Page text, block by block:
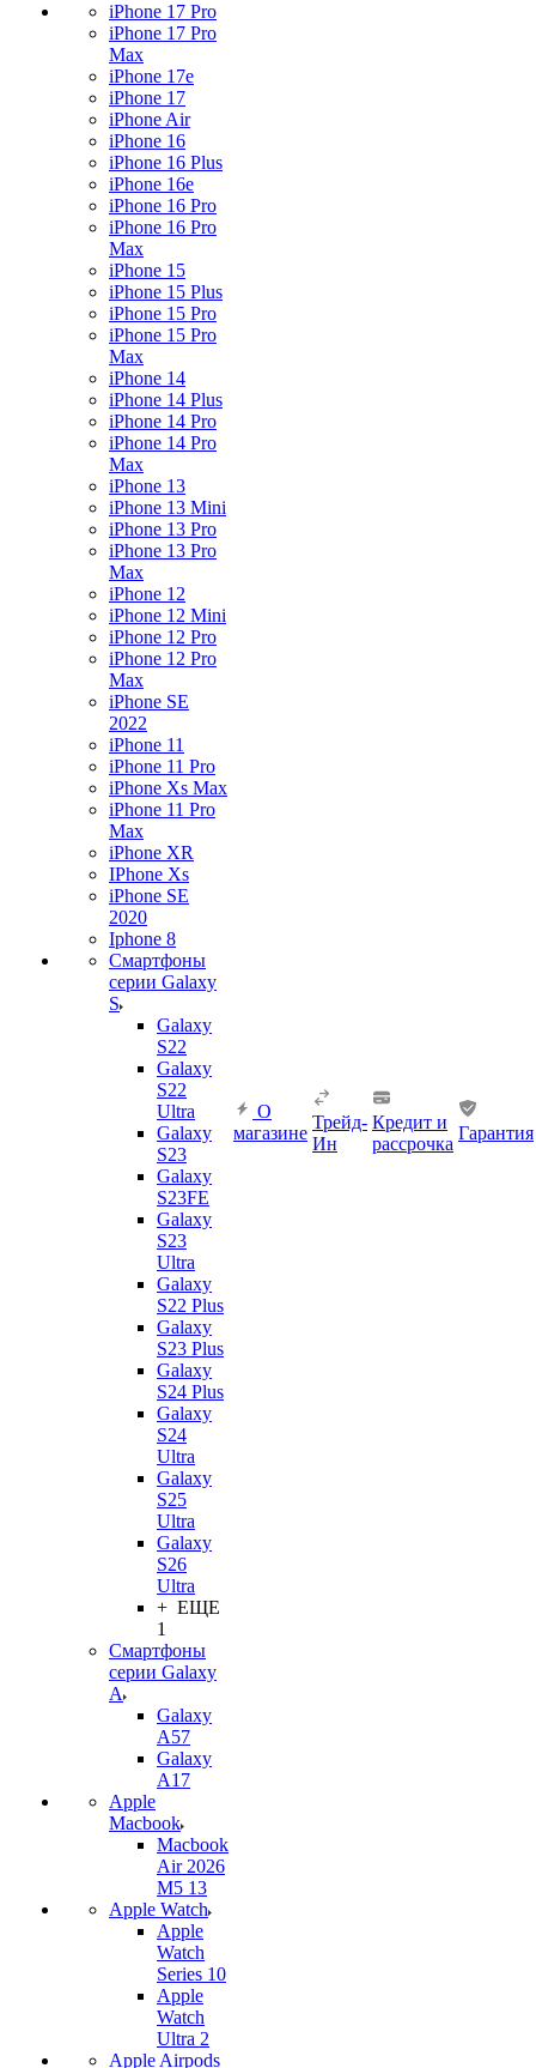
iPhone 17 Pro
iPhone 17 Pro
Max
iPhone 17e
iPhone 17
iPhone Air
iPhone 16
iPhone 16 Plus
iPhone 16e
iPhone 16 Pro
iPhone 16 Pro
Max
iPhone 15
iPhone 15 Plus
iPhone 15 Pro
iPhone 15 Pro
Max
iPhone 14
iPhone 14 Plus
iPhone 14 Pro
iPhone 14 Pro
Max
iPhone 13
iPhone 13 Mini
iPhone 13 Pro
iPhone 13 Pro
Max
iPhone 12
iPhone 12 Mini
iPhone 12 Pro
iPhone 12 Pro
Max
iPhone SE
2022
iPhone 11
iPhone 11 Pro
iPhone Xs Max
iPhone 11 Pro
Max
iPhone XR
IPhone Xs
iPhone SE
2020
Iphone 8
Смартфоны
серии Galaxy
S
Galaxy
S22
Galaxy
S22
Ultra
Galaxy
S23
Galaxy
S23FE
Galaxy
S23
Ultra
Galaxy
S22 Plus
Galaxy
S23 Plus
Galaxy
S24 Plus
Galaxy
S24
Ultra
Galaxy
S25
Ultra
Galaxy
S26
Ultra
+ ЕЩЕ
1
Смартфоны
серии Galaxy
A
Galaxy
A57
Galaxy
A17
Apple
Macbook
Macbook
Air 2026
M5 13
Apple Watch
Apple
Watch
Series 10
Apple
Watch
Ultra 2
Apple Airpods
О
магазине
Трейд-
Ин
Кредит и
рассрочка
Гарантия